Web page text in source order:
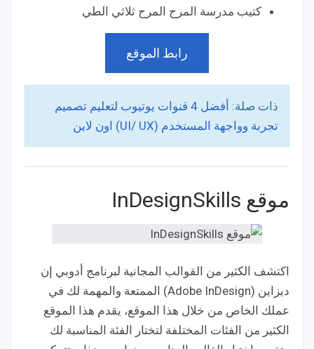
كتيب مدرسة المرح المرح ثلاثي الطي
رابط الموقع
ذات صلة:
أفضل 4 قنوات يوتيوب لتعليم تصميم
تجربة وواجهة المستخدم (UI/ UX) اون لاين
موقع InDesignSkills
اكتشف الكثير من القوالب المجانية لبرنامج أدوبي إن
ديزاين (Adobe InDesign) الممتعة والمهمة لك في
عملك الخاص من خلال هذا الموقع، يقدم هذا الموقع
الكثير من الفئات المختلفة لتختار الفئة المناسبة لك